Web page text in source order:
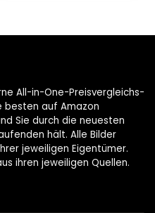
All-in-One-Preisvergleichs-
besten auf Amazon
Sie durch die neuesten
hält. Alle Bilder
jeweiligen Eigentümer.
ihren jeweiligen Quellen.